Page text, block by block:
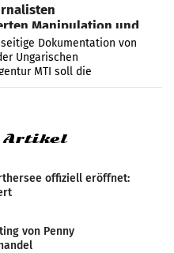
Manipulation und
Dokumentation von
Ungarischen
MTI soll die
Nachrichten-Manipulation und
Artikel
offiziell eröffnet:
von Penny